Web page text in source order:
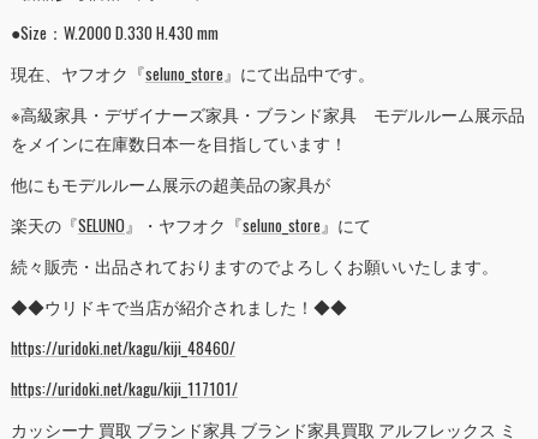
●Size：W.2000 D.330 H.430 mm
現在、ヤフオク『seluno_store』にて出品中です。
※高級家具・デザイナーズ家具・ブランド家具 モデルルーム展示品
をメインに在庫数日本一を目指しています！
他にもモデルルーム展示の超美品の家具が
楽天の『SELUNO』・ヤフオク『seluno_store』にて
続々販売・出品されておりますのでよろしくお願いいたします。
◆◆ウリドキで当店が紹介されました！◆◆
https://uridoki.net/kagu/kiji_48460/
https://uridoki.net/kagu/kiji_117101/
カッシーナ 買取 ブランド家具 ブランド家具買取 アルフレックス ミ